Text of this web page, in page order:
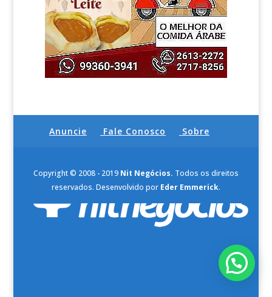
Anuncie Fale Conosco Sobre
Copyright © 2008 - 2019 Nit Negócios. Todos os direitos
reservados. Desenvolvido por Eder Emmerick.